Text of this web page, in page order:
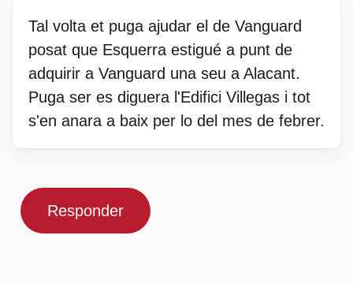
Tal volta et puga ajudar el de Vanguard
posat que Esquerra estigué a punt de
adquirir a Vanguard una seu a Alacant.
Puga ser es diguera l'Edifici Villegas i tot
s'en anara a baix per lo del mes de febrer.
Responder